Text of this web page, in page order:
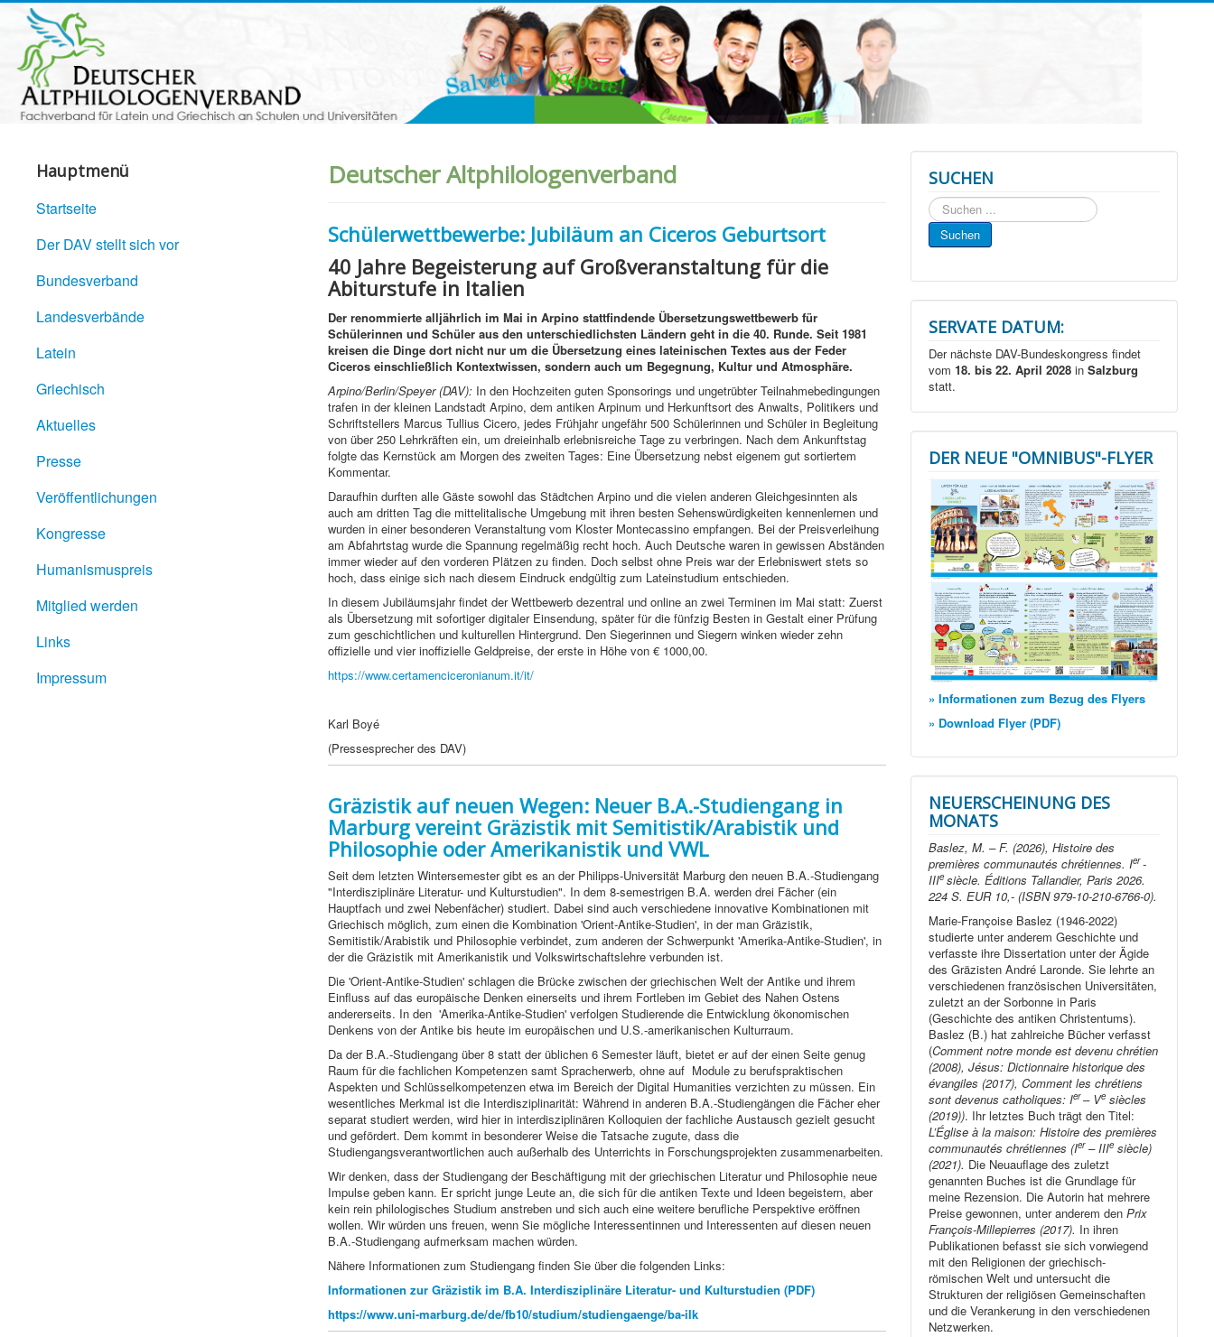
Hauptmenü
Startseite
Der DAV stellt sich vor
Bundesverband
Landesverbände
Latein
Griechisch
Aktuelles
Presse
Veröffentlichungen
Kongresse
Humanismuspreis
Mitglied werden
Links
Impressum
Deutscher Altphilologenverband
Schülerwettbewerbe: Jubiläum an Ciceros Geburtsort
40 Jahre Begeisterung auf Großveranstaltung für die
Abiturstufe in Italien
Der renommierte alljährlich im Mai in Arpino stattfindende Übersetzungswettbewerb für
Schülerinnen und Schüler aus den unterschiedlichsten Ländern geht in die 40. Runde. Seit 1981
kreisen die Dinge dort nicht nur um die Übersetzung eines lateinischen Textes aus der Feder
Ciceros einschließlich Kontextwissen, sondern auch um Begegnung, Kultur und Atmosphäre.
Arpino/Berlin/Speyer (DAV):In den Hochzeiten guten Sponsorings und ungetrübter Teilnahmebedingungen
trafen in der kleinen Landstadt Arpino, dem antiken Arpinum und Herkunftsort des Anwalts, Politikers und
Schriftstellers Marcus Tullius Cicero, jedes Frühjahr ungefähr 500 Schülerinnen und Schüler in Begleitung
von über 250 Lehrkräften ein, um dreieinhalb erlebnisreiche Tage zu verbringen. Nach dem Ankunftstag
folgte das Kernstück am Morgen des zweiten Tages: Eine Übersetzung nebst eigenem gut sortiertem
Kommentar.
Daraufhin durften alle Gäste sowohl das Städtchen Arpino und die vielen anderen Gleichgesinnten als
auch am dritten Tag die mittelitalische Umgebung mit ihren besten Sehenswürdigkeiten kennenlernen und
wurden in einer besonderen Veranstaltung vom Kloster Montecassino empfangen. Bei der Preisverleihung
am Abfahrtstag wurde die Spannung regelmäßig recht hoch. Auch Deutsche waren in gewissen Abständen
immer wieder auf den vorderen Plätzen zu finden. Doch selbst ohne Preis war der Erlebniswert stets so
hoch, dass einige sich nach diesem Eindruck endgültig zum Lateinstudium entschieden.
In diesem Jubiläumsjahr findet der Wettbewerb dezentral und online an zwei Terminen im Mai statt: Zuerst
als Übersetzung mit sofortiger digitaler Einsendung, später für die fünfzig Besten in Gestalt einer Prüfung
zum geschichtlichen und kulturellen Hintergrund. Den Siegerinnen und Siegern winken wieder zehn
offizielle und vier inoffizielle Geldpreise, der erste in Höhe von € 1000,00.
https://www.certamenciceronianum.it/it/
Karl Boyé
(Pressesprecher des DAV)
Gräzistik auf neuen Wegen: Neuer B.A.-Studiengang in
Marburg vereint Gräzistik mit Semitistik/Arabistik und
Philosophie oder Amerikanistik und VWL
Seit dem letzten Wintersemester gibt es an der Philipps-Universität Marburg den neuen B.A.-Studiengang
"Interdisziplinäre Literatur- und Kulturstudien". In dem 8-semestrigen B.A. werden drei Fächer (ein
Hauptfach und zwei Nebenfächer) studiert. Dabei sind auch verschiedene innovative Kombinationen mit
Griechisch möglich, zum einen die Kombination 'Orient-Antike-Studien', in der man Gräzistik,
Semitistik/Arabistik und Philosophie verbindet, zum anderen der Schwerpunkt 'Amerika-Antike-Studien', in
der die Gräzistik mit Amerikanistik und Volkswirtschaftslehre verbunden ist.
Die 'Orient-Antike-Studien' schlagen die Brücke zwischen der griechischen Welt der Antike und ihrem
Einfluss auf das europäische Denken einerseits und ihrem Fortleben im Gebiet des Nahen Ostens
andererseits. In den 'Amerika-Antike-Studien' verfolgen Studierende die Entwicklung ökonomischen
Denkens von der Antike bis heute im europäischen und U.S.-amerikanischen Kulturraum.
Da der B.A.-Studiengang über 8 statt der üblichen 6 Semester läuft, bietet er auf der einen Seite genug
Raum für die fachlichen Kompetenzen samt Spracherwerb, ohne auf Module zu berufspraktischen
Aspekten und Schlüsselkompetenzen etwa im Bereich der Digital Humanities verzichten zu müssen. Ein
wesentliches Merkmal ist die Interdisziplinarität: Während in anderen B.A.-Studiengängen die Fächer eher
separat studiert werden, wird hier in interdisziplinären Kolloquien der fachliche Austausch gezielt gesucht
und gefördert. Dem kommt in besonderer Weise die Tatsache zugute, dass die
Studiengangsverantwortlichen auch außerhalb des Unterrichts in Forschungsprojekten zusammenarbeiten.
Wir denken, dass der Studiengang der Beschäftigung mit der griechischen Literatur und Philosophie neue
Impulse geben kann. Er spricht junge Leute an, die sich für die antiken Texte und Ideen begeistern, aber
kein rein philologisches Studium anstreben und sich auch eine weitere berufliche Perspektive eröffnen
wollen. Wir würden uns freuen, wenn Sie mögliche Interessentinnen und Interessenten auf diesen neuen
B.A.-Studiengang aufmerksam machen würden.
Nähere Informationen zum Studiengang finden Sie über die folgenden Links:
Informationen zur Gräzistik im B.A. Interdisziplinäre Literatur- und Kulturstudien (PDF)
https://www.uni-marburg.de/de/fb10/studium/studiengaenge/ba-ilk
SUCHEN
Suchen
...
Suchen
SERVATE DATUM:
Der nächste DAV-Bundeskongress findet
vom18. bis 22. April 2028 inSalzburg
statt.
DER NEUE "OMNIBUS"-FLYER
» Informationen zum Bezug des Flyers
» Download Flyer (PDF)
NEUERSCHEINUNG DES
MONATS
Baslez, M. – F. (2026), Histoire des
premières communautés chrétiennes. Ier-
IIIe siècle. Éditions Tallandier, Paris 2026.
224 S. EUR 10,- (ISBN 979-10-210-6766-0).
Marie-Françoise Baslez (1946-2022)
studierte unter anderem Geschichte und
verfasste ihre Dissertation unter der Ägide
des Gräzisten André Laronde. Sie lehrte an
verschiedenen französischen Universitäten,
zuletzt an der Sorbonne in Paris
(Geschichte des antiken Christentums).
Baslez (B.) hat zahlreiche Bücher verfasst
(Comment notre monde est devenu chrétien
(2008), Jésus: Dictionnaire historique des
évangiles (2017), Comment les chrétiens
sont devenus catholiques: Ier– Ve siècles
(2019)). Ihr letztes Buch trägt den Titel:
L’Église à la maison: Histoire des premières
communautés chrétiennes (Ier– IIIe siècle)
(2021). Die Neuauflage des zuletzt
genannten Buches ist die Grundlage für
meine Rezension. Die Autorin hat mehrere
Preise gewonnen, unter anderem denPrix
François-Millepierres (2017). In ihren
Publikationen befasst sie sich vorwiegend
mit den Religionen der griechisch-
römischen Welt und untersucht die
Strukturen der religiösen Gemeinschaften
und die Verankerung in den verschiedenen
Netzwerken.